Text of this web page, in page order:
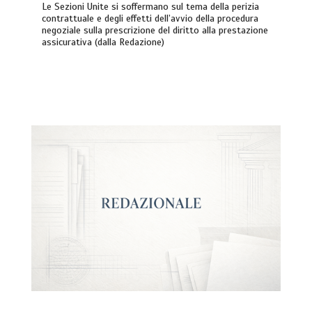
Le Sezioni Unite si soffermano sul tema della perizia
contrattuale e degli effetti dell’avvio della procedura
negoziale sulla prescrizione del diritto alla prestazione
assicurativa (dalla Redazione)